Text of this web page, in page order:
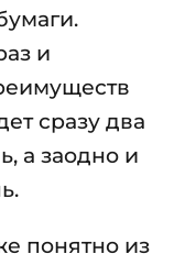
и
сразу два
а заодно и
понятно из